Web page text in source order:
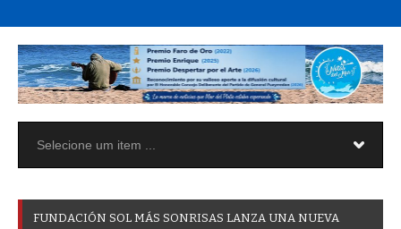
FUNDACIÓN SOL MÁS SONRISAS LANZA UNA NUEVA